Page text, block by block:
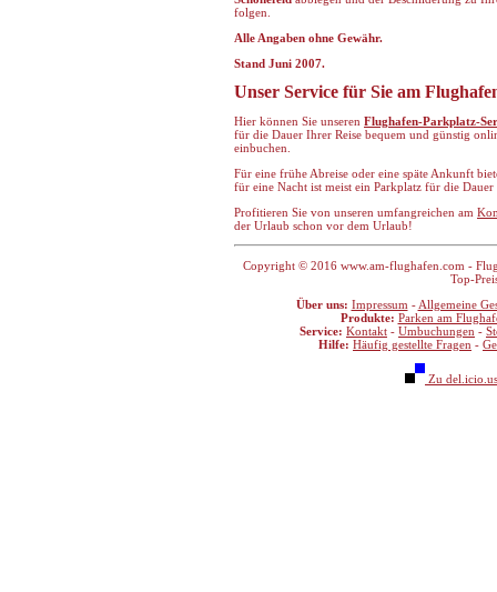
folgen.
Alle Angaben ohne Gewähr.
Stand Juni 2007.
Unser Service für Sie am
Hier können Sie unseren Flughafen-Parkplatz-
für die Dauer Ihrer Reise bequem und günstig
einbuchen.
Für eine frühe Abreise oder eine späte Ankunft
für eine Nacht ist meist ein Parkplatz für die
Profitieren Sie von unseren umfangreichen am
der Urlaub schon vor dem Urlaub!
Copyright © 2016 www.am-flughafen.com -
Top-
Über uns: Impressum - Allgemeine
Produkte: Parken am
Service: Kontakt - Umbuchungen -
Hilfe: Häufig gestellte Fragen -
Zu